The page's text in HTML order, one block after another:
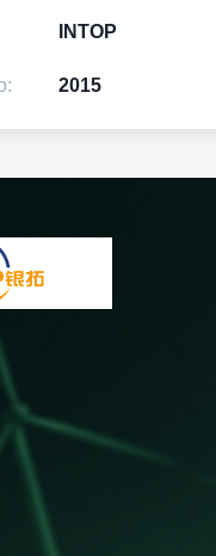
INTOP
2015